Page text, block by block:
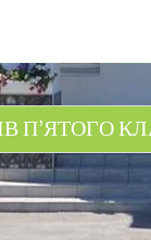
П’ЯТОГО